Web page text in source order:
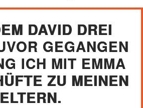
DAVID DREI
GEGANGEN
ICH MIT EMMA
ZU MEINEN
ELTERN.